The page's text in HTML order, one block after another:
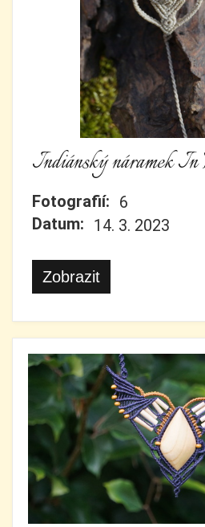
Indiánský náramek In
Fotografií: 6
Datum: 14. 3. 2023
Zobrazit